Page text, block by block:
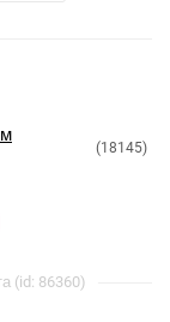
(18145)
(id: 86360)